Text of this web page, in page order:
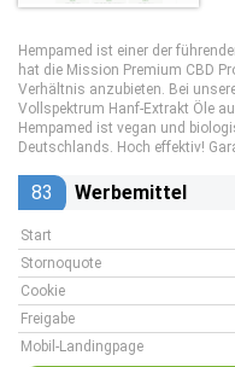
Hempamed ist einer der
hat die Mission Premium CBD
Verhältnis anzubieten. Bei
Vollspektrum Hanf-Extrakt Öle
Hempamed ist vegan und
Deutschlands. Hoch effektiv!
83 Werbemittel
Start
Stornoquote
Cookie
Freigabe
Mobil-Landingpage